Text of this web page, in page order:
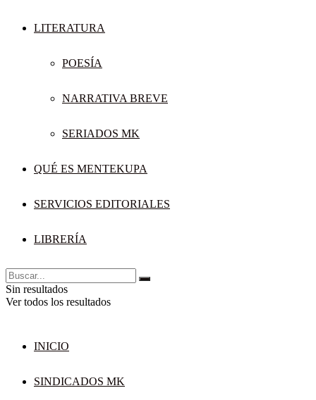
LITERATURA
POESÍA
NARRATIVA BREVE
SERIADOS MK
QUÉ ES MENTEKUPA
SERVICIOS EDITORIALES
LIBRERÍA
Sin resultados
Ver todos los resultados
INICIO
SINDICADOS MK